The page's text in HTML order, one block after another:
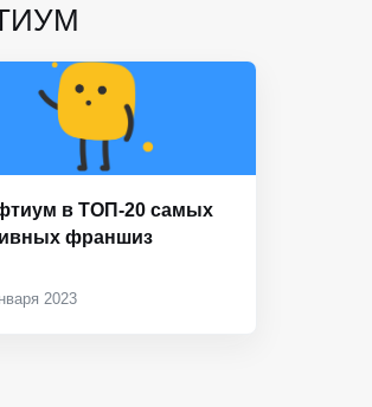
в ТОП-20 самых
франшиз
2023